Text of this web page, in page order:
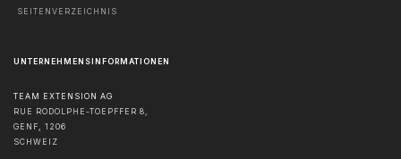
SEITENVERZEICHNIS
UNTERNEHMENSINFORMATIONEN
TEAM EXTENSION AG
RUE RODOLPHE-TOEPFFER 8,
GENF, 1206
SCHWEIZ